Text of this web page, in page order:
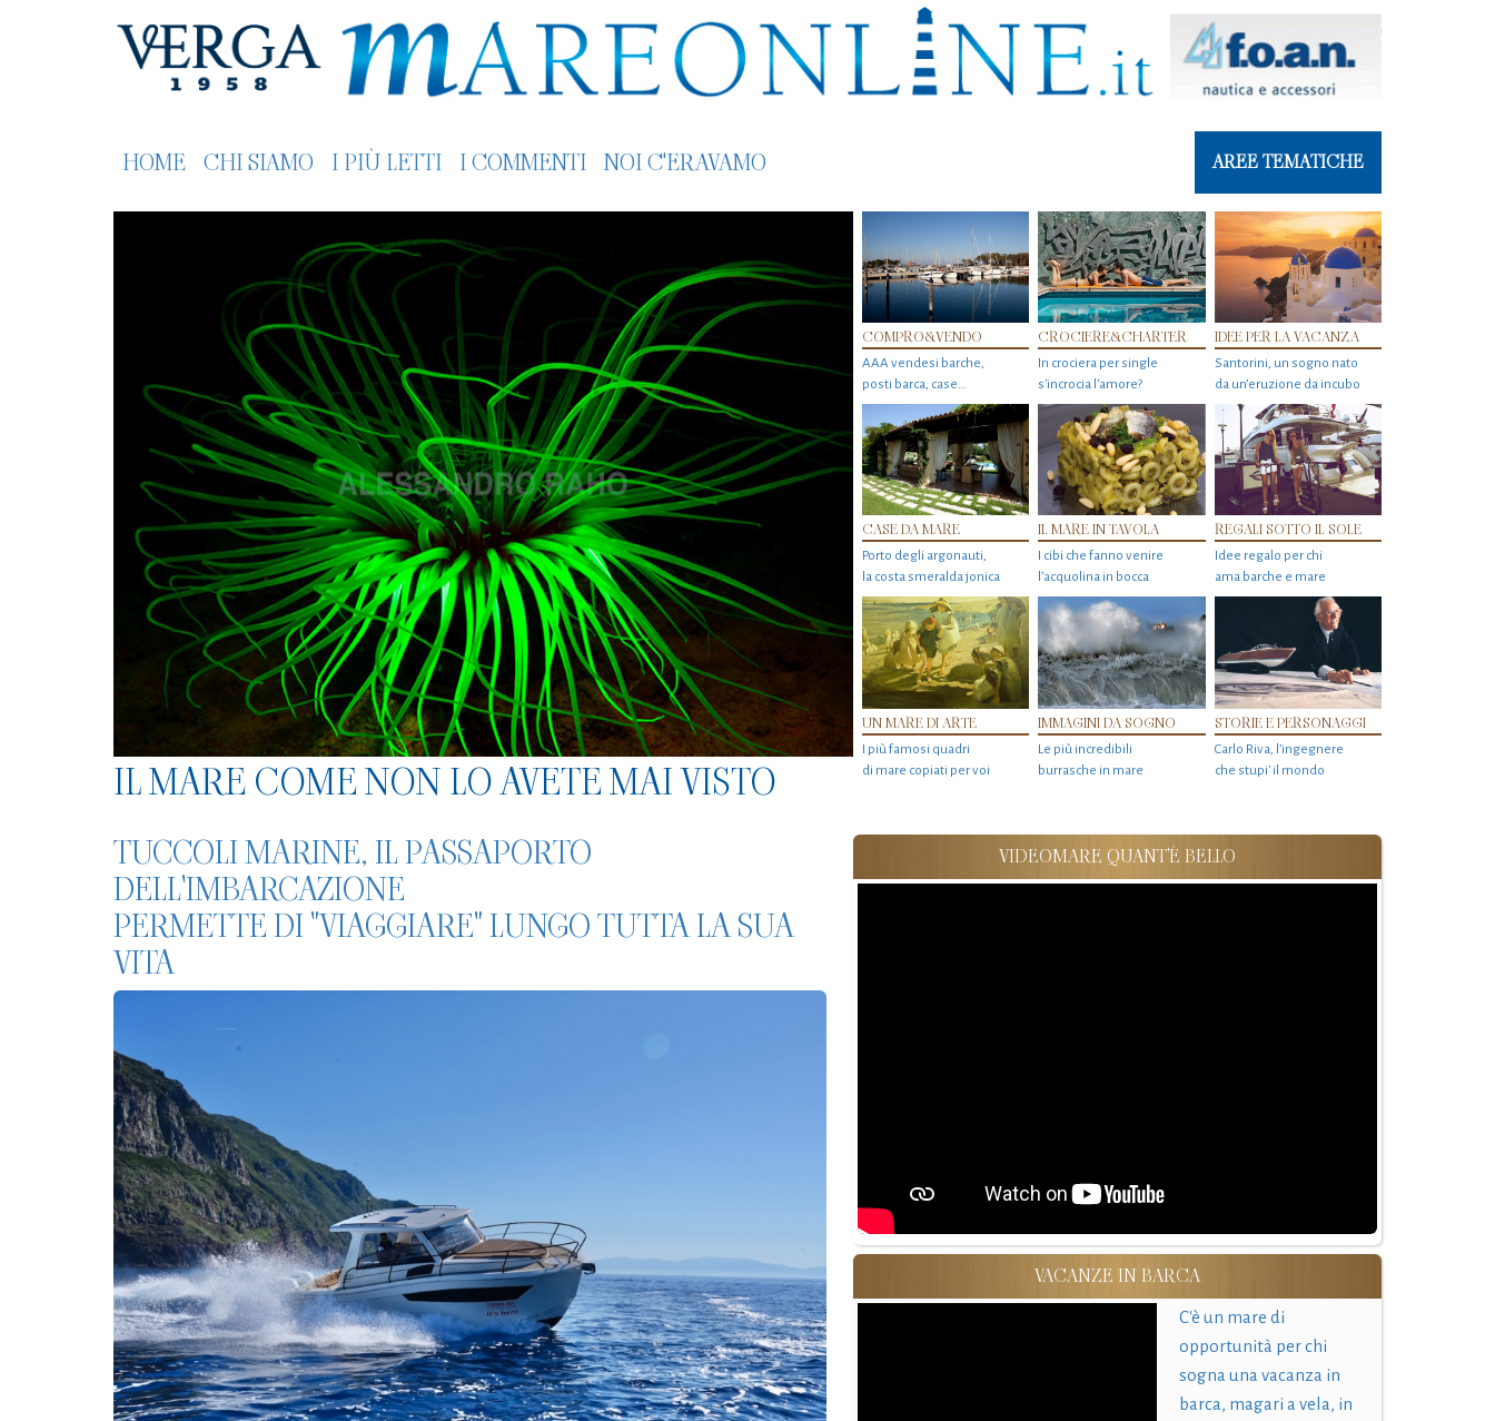
HOME CHI SIAMO I PIÙ LETTI I COMMENTI NOI C'ERAVAMO AREE TEMATICHE
IL MARE COME NON LO AVETE MAI VISTO
COMPRO&VENDO
AAA vendesi barche,
posti barca, case…
CROCIERE&CHARTER
In crociera per single
s'incrocia l’amore?
IDEE PER LA VACANZA
Santorini, un sogno nato
da un’eruzione da incubo
CASE DA MARE
Porto degli argonauti,
la costa smeralda jonica
IL MARE IN TAVOLA
I cibi che fanno venire
l’acquolina in bocca
REGALI SOTTO IL SOLE
Idee regalo per chi
ama barche e mare
UN MARE DI ARTE
I più famosi quadri
di mare copiati per voi
IMMAGINI DA SOGNO
Le più incredibili
burrasche in mare
STORIE E PERSONAGGI
Carlo Riva, l’ingegnere
che stupi' il mondo
TUCCOLI MARINE, IL PASSAPORTO
DELL'IMBARCAZIONE
PERMETTE DI "VIAGGIARE" LUNGO TUTTA LA SUA
VITA
VIDEOMARE QUANT'È BELLO
VACANZE IN BARCA
C'è un mare di
opportunità per chi
sogna una vacanza in
barca, magari a vela, in